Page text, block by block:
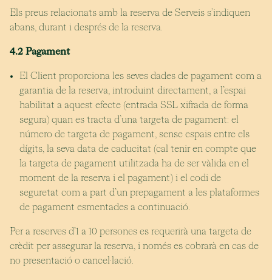
Els preus relacionats amb la reserva de Serveis s’indiquen
abans, durant i després de la reserva.
4.2 Pagament
El Client proporciona les seves dades de pagament com a
garantia de la reserva, introduint directament, a l’espai
habilitat a aquest efecte (entrada SSL xifrada de forma
segura) quan es tracta d’una targeta de pagament: el
número de targeta de pagament, sense espais entre els
dígits, la seva data de caducitat (cal tenir en compte que
la targeta de pagament utilitzada ha de ser vàlida en el
moment de la reserva i el pagament) i el codi de
seguretat com a part d’un prepagament a les plataformes
de pagament esmentades a continuació.
Per a reserves d’1 a 10 persones es requerirà una targeta de
crèdit per assegurar la reserva, i només es cobrarà en cas de
no presentació o cancel·lació.